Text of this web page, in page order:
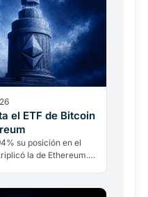
el ETF de Bitcoin
su posición en el
la de Ethereum.